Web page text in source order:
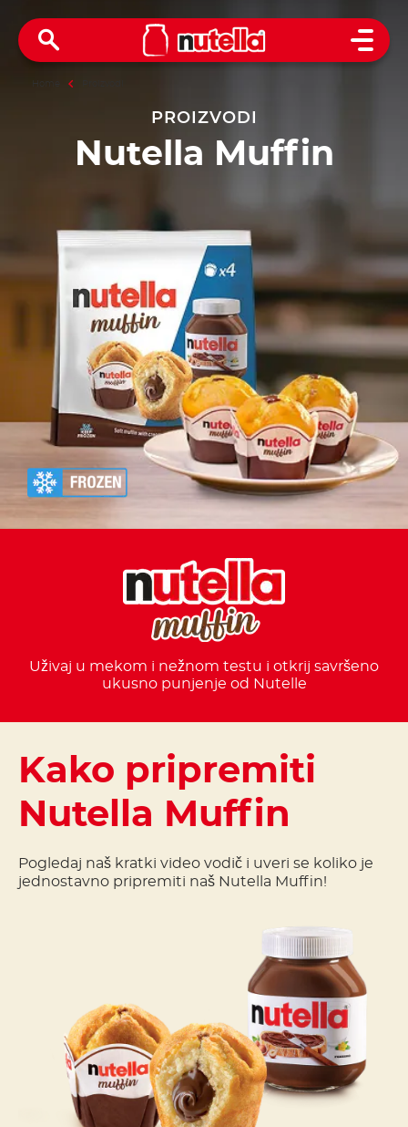
Open
Home
PROIZVODI
Nutella Muffin
Uživaj u mekom i nežnom testu i otkrij savršeno
ukusno punjenje od Nutelle
Kako pripremiti
Nutella Muffin
Pogledaj naš kratki video vodič i uveri se koliko je
jednostavno pripremiti naš Nutella Muffin!